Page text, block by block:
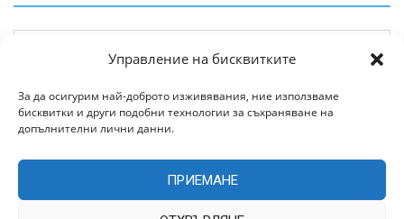
Управление на бисквитките
За да осигурим най-доброто изживявания, ние използваме
бисквитки и други подобни технологии за съхраняване на
допълнителни лични данни.
ПРИЕМАНЕ
Архив